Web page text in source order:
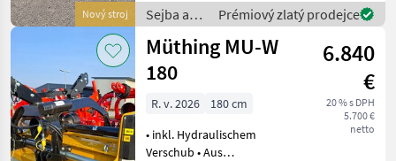
Nový stroj
885 kg 24 kladív M-Hammer
Základ
Sejba a
starostlivosť
o plodinu
/ Müthing
Prémiový zlatý prodejce
Müthing MU-W
180
6.840
€
20 % s DPH
5.700 €
netto
R. v. 2026
180 cm
• inkl. Hydraulischem
Verschub • Aus